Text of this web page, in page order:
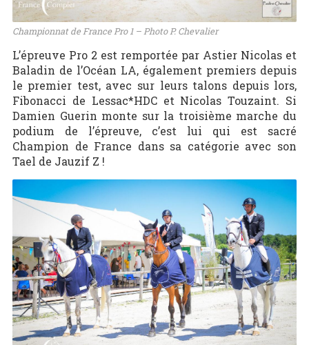
Championnat de France Pro 1 – Photo P. Chevalier
L’épreuve Pro 2 est remportée par Astier Nicolas et
Baladin de l’Océan LA, également premiers depuis
le premier test, avec sur leurs talons depuis lors,
Fibonacci de Lessac*HDC et Nicolas Touzaint. Si
Damien Guerin monte sur la troisième marche du
podium de l’épreuve, c’est lui qui est sacré
Champion de France dans sa catégorie avec son
Tael de Jauzif Z !